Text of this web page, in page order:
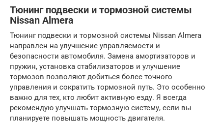
Тюнинг подвески и тормозной системы
Nissan Almera
Тюнинг подвески и тормозной системы Nissan Almera
направлен на улучшение управляемости и
безопасности автомобиля. Замена амортизаторов и
пружин, установка стабилизаторов и улучшение
тормозов позволяют добиться более точного
управления и сократить тормозной путь. Это особенно
важно для тех, кто любит активную езду. Я всегда
рекомендую улучшать тормозную систему, если вы
планируете повышать мощность двигателя.